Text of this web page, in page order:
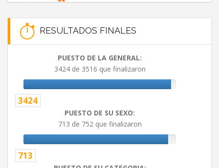
RESULTADOS FINALES
PUESTO DE LA GENERAL:
3424 de 3516 que finalizaron
3424
PUESTO DE SU SEXO:
713 de 752 que finalizaron
713